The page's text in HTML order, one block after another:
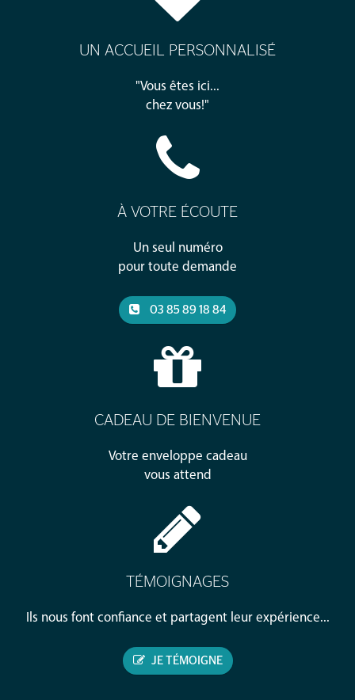
UN ACCUEIL PERSONNALISÉ
"Vous êtes ici...
chez vous!"
À VOTRE ÉCOUTE
Un seul numéro
pour toute demande
03 85 89 18 84
CADEAU DE BIENVENUE
Votre enveloppe cadeau
vous attend
TÉMOIGNAGES
Ils nous font confiance et partagent leur expérience...
JE TÉMOIGNE